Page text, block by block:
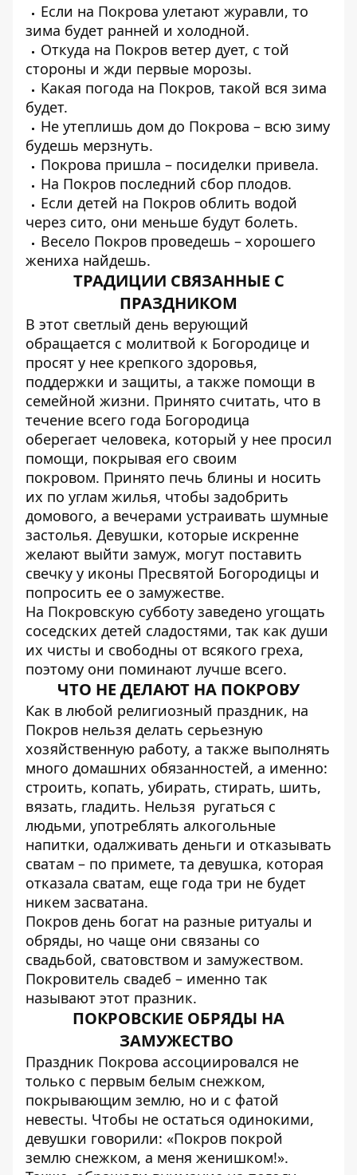
Если на Покрова улетают журавли, то
зима будет ранней и холодной.
Откуда на Покров ветер дует, с той
стороны и жди первые морозы.
Какая погода на Покров, такой вся зима
будет.
Не утеплишь дом до Покрова – всю зиму
будешь мерзнуть.
Покрова пришла – посиделки привела.
На Покров последний сбор плодов.
Если детей на Покров облить водой
через сито, они меньше будут болеть.
Весело Покров проведешь – хорошего
жениха найдешь.
ТРАДИЦИИ СВЯЗАННЫЕ С
ПРАЗДНИКОМ
В этот светлый день верующий
обращается с молитвой к Богородице и
просят у нее крепкого здоровья,
поддержки и защиты, а также помощи в
семейной жизни. Принято считать, что в
течение всего года Богородица
оберегает человека, который у нее просил
помощи, покрывая его своим
покровом. Принято печь блины и носить
их по углам жилья, чтобы задобрить
домового, а вечерами устраивать шумные
застолья. Девушки, которые искренне
желают выйти замуж, могут поставить
свечку у иконы Пресвятой Богородицы и
попросить ее о замужестве.
На Покровскую субботу заведено угощать
соседских детей сладостями, так как души
их чисты и свободны от всякого греха,
поэтому они поминают лучше всего.
ЧТО НЕ ДЕЛАЮТ НА ПОКРОВУ
Как в любой религиозный праздник, на
Покров нельзя делать серьезную
хозяйственную работу, а также выполнять
много домашних обязанностей, а именно:
строить, копать, убирать, стирать, шить,
вязать, гладить. Нельзя ругаться с
людьми, употреблять алкогольные
напитки, одалживать деньги и отказывать
сватам – по примете, та девушка, которая
отказала сватам, еще года три не будет
никем засватана.
Покров день богат на разные ритуалы и
обряды, но чаще они связаны со
свадьбой, сватовством и замужеством.
Покровитель свадеб – именно так
называют этот празник.
ПОКРОВСКИЕ ОБРЯДЫ НА
ЗАМУЖЕСТВО
Праздник Покрова ассоциировался не
только с первым белым снежком,
покрывающим землю, но и с фатой
невесты. Чтобы не остаться одинокими,
девушки говорили: «Покров покрой
землю снежком, а меня женишком!».